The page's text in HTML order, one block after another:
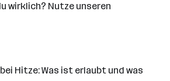
wirklich? Nutze unseren
Hitze: Was ist erlaubt und was